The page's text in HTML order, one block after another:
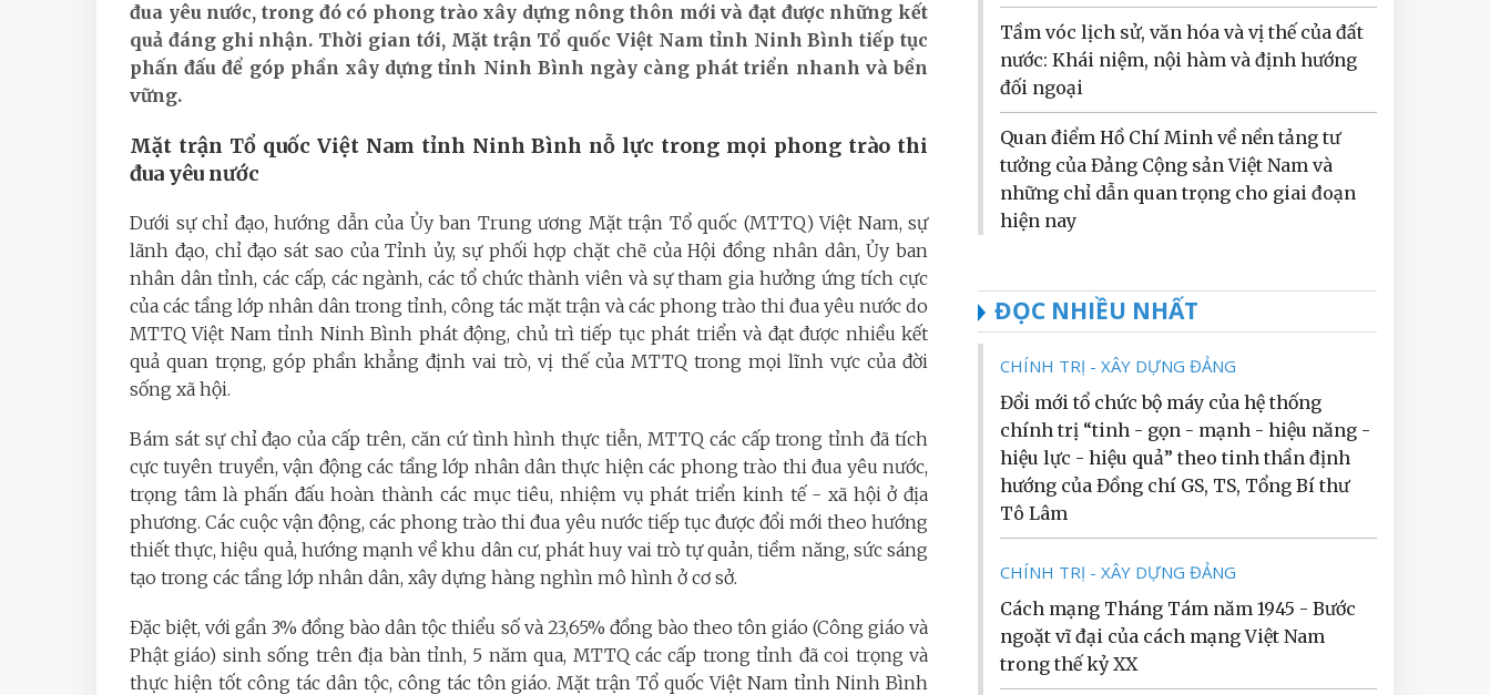
đua yêu nước, trong đó có phong trào xây dựng nông thôn mới và đạt được những kết
quả đáng ghi nhận. Thời gian tới, Mặt trận Tổ quốc Việt Nam tỉnh Ninh Bình tiếp tục
phấn đấu để góp phần xây dựng tỉnh Ninh Bình ngày càng phát triển nhanh và bền
vững.
Mặt trận Tổ quốc Việt Nam tỉnh Ninh Bình nỗ lực trong mọi phong trào thi
đua yêu nước
Dưới sự chỉ đạo, hướng dẫn của Ủy ban Trung ương Mặt trận Tổ quốc (MTTQ) Việt Nam, sự
lãnh đạo, chỉ đạo sát sao của Tỉnh ủy, sự phối hợp chặt chẽ của Hội đồng nhân dân, Ủy ban
nhân dân tỉnh, các cấp, các ngành, các tổ chức thành viên và sự tham gia hưởng ứng tích cực
của các tầng lớp nhân dân trong tỉnh, công tác mặt trận và các phong trào thi đua yêu nước do
MTTQ Việt Nam tỉnh Ninh Bình phát động, chủ trì tiếp tục phát triển và đạt được nhiều kết
quả quan trọng, góp phần khẳng định vai trò, vị thế của MTTQ trong mọi lĩnh vực của đời
sống xã hội.
Bám sát sự chỉ đạo của cấp trên, căn cứ tình hình thực tiễn, MTTQ các cấp trong tỉnh đã tích
cực tuyên truyền, vận động các tầng lớp nhân dân thực hiện các phong trào thi đua yêu nước,
trọng tâm là phấn đấu hoàn thành các mục tiêu, nhiệm vụ phát triển kinh tế - xã hội ở địa
phương. Các cuộc vận động, các phong trào thi đua yêu nước tiếp tục được đổi mới theo hướng
thiết thực, hiệu quả, hướng mạnh về khu dân cư, phát huy vai trò tự quản, tiềm năng, sức sáng
tạo trong các tầng lớp nhân dân, xây dựng hàng nghìn mô hình ở cơ sở.
Đặc biệt, với gần 3% đồng bào dân tộc thiểu số và 23,65% đồng bào theo tôn giáo (Công giáo và
Phật giáo) sinh sống trên địa bàn tỉnh, 5 năm qua, MTTQ các cấp trong tỉnh đã coi trọng và
thực hiện tốt công tác dân tộc, công tác tôn giáo. Mặt trận Tổ quốc Việt Nam tỉnh Ninh Bình
Tầm vóc lịch sử, văn hóa và vị thế của đất
nước: Khái niệm, nội hàm và định hướng
đối ngoại
Quan điểm Hồ Chí Minh về nền tảng tư
tưởng của Đảng Cộng sản Việt Nam và
những chỉ dẫn quan trọng cho giai đoạn
hiện nay
ĐỌC NHIỀU NHẤT
CHÍNH TRỊ - XÂY DỰNG ĐẢNG
Đổi mới tổ chức bộ máy của hệ thống
chính trị “tinh - gọn - mạnh - hiệu năng -
hiệu lực - hiệu quả” theo tinh thần định
hướng của Đồng chí GS, TS, Tổng Bí thư
Tô Lâm
CHÍNH TRỊ - XÂY DỰNG ĐẢNG
Cách mạng Tháng Tám năm 1945 - Bước
ngoặt vĩ đại của cách mạng Việt Nam
trong thế kỷ XX